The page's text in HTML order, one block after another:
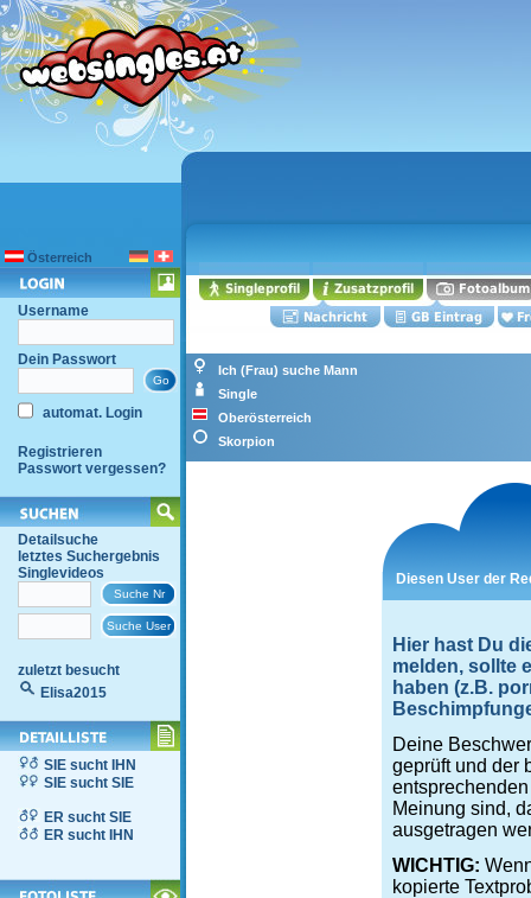
Österreich
Username
Dein Passwort
automat. Login
Registrieren
Passwort vergessen?
Detailsuche
letztes Suchergebnis
Singlevideos
zuletzt besucht
Elisa2015
SIE sucht IHN
SIE sucht SIE
ER sucht SIE
ER sucht IHN
Ich (Frau) suche Mann
Single
Oberösterreich
Skorpion
Diesen User der
Hier hast Du
melden, sollte
haben (z.B.
Deine
geprüft und der
Meinung sind,
ausgetragen
WICHTIG:
kopierte